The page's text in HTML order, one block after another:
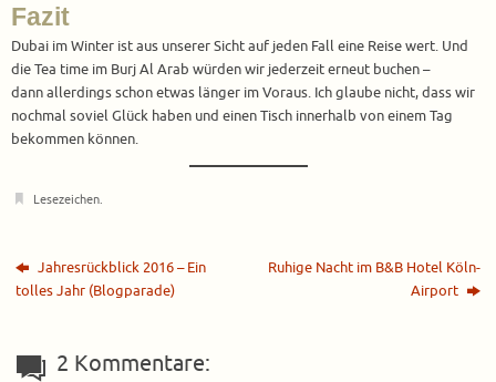
Fazit
Dubai im Winter ist aus unserer Sicht auf jeden Fall eine Reise wert. Und
die Tea time im Burj Al Arab würden wir jederzeit erneut buchen –
dann allerdings schon etwas länger im Voraus. Ich glaube nicht, dass wir
nochmal soviel Glück haben und einen Tisch innerhalb von einem Tag
bekommen können.
Lesezeichen.
Jahresrückblick 2016 – Ein
tolles Jahr (Blogparade)
Ruhige Nacht im B&B Hotel Köln-
Airport
2 Kommentare: